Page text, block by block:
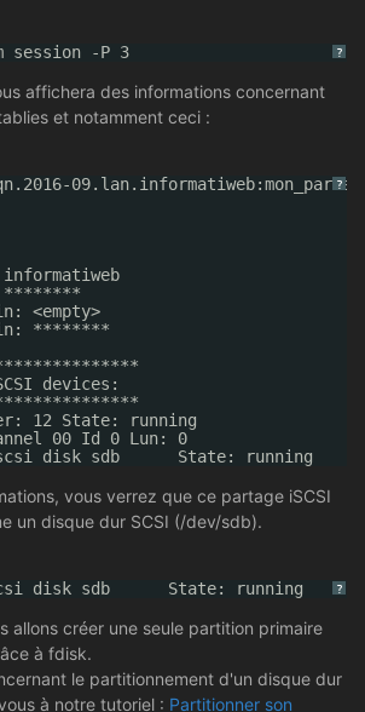
?
session -P 3
affichera des informations concernant
et notamment ceci :
?
informatiweb
********
<empty>
********
devices:
12 State: running
00 Id 0 Lun: 0
disk sdb      State: running
vous verrez que ce partage iSCSI
un disque dur SCSI (/dev/sdb).
?
disk sdb      State: running
allons créer une seule partition primaire
à fdisk.
le partitionnement d'un disque dur
à notre tutoriel : Partitionner son